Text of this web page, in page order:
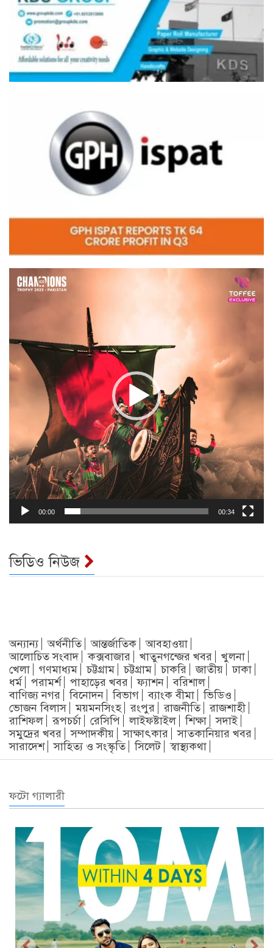
Video
Player
00:00 00:34
ভিডিও নিউজ
অন্যান্য অর্থনীতি আন্তর্জাতিক
আবহাওয়া
আলোচিত সংবাদ
কক্সবাজার খাতুনগন্জের খবর
খুলনা
খেলা
গণমাধ্যম চট্টগ্রাম চট্টগ্রাম চাকরি জাতীয়
ঢাকা
ধর্ম
পরামর্শ পাহাড়ের খবর ফ্যাশন
বরিশাল
বাণিজ্য নগর
বিনোদন বিভাগ ব্যাংক বীমা
ভিডিও
ভোজন বিলাস
ময়মনসিংহ রংপুর রাজনীতি
রাজশাহী
রাশিফল
রূপচর্চা রেসিপি লাইফষ্টাইল শিক্ষা
সদাই
সমুদ্রের খবর
সম্পাদকীয় সাক্ষাৎকার
সাতকানিয়ার খবর
সারাদেশ
সাহিত্য ও সংস্কৃতি সিলেট স্বাস্থ্যকথা
ফটো গ্যালারী